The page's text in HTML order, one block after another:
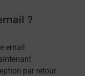
?
email
par retour